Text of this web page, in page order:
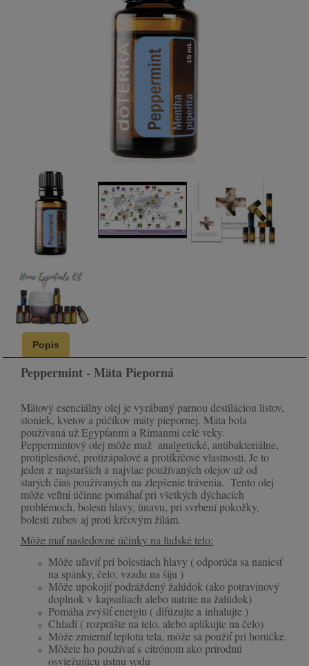
Popis
Peppermint - Mäta Pieporná
Mätový esenciálny olej je vyrábaný parnou destiláciou listov,
stoniek, kvetov a púčikov mäty piepornej. Mäta bola
používaná už Egypťanmi a Rimanmi celé veky.
Peppermintový olej môže maž analgetické, antibakteriálne,
protiplesňové, protizápalové a protikŕčové vlastnosti. Je to
jeden z najstarších a najviac používaných olejov už od
starých čias používaných na zlepšenie trávenia. Tento olej
môže veľmi účinne pomáhať pri všetkých dýchacích
problémoch, bolesti hlavy, únavu, pri svrbení pokožky,
bolesti zubov aj proti kŕčovým žilám.
Môže mať nasledovné účinky na ľudské telo:
Môže uľaviť pri bolestiach hlavy ( odporúča sa naniesť
na spánky, čelo, vzadu na šiju )
Môže upokojiť podráždený žalúdok (ako potravinový
doplnok v kapsuliach alebo natrite na žalúdok)
Pomáha zvýšiť energiu ( difúzujte a inhalujte )
Chladí ( rozprášte na telo, alebo aplikujte na čelo)
Môže zmierniť teplotu tela, môže sa použiť pri horúčke.
Môžete ho používať s citrónom ako prírodnú
osviežujúcu ústnu vodu